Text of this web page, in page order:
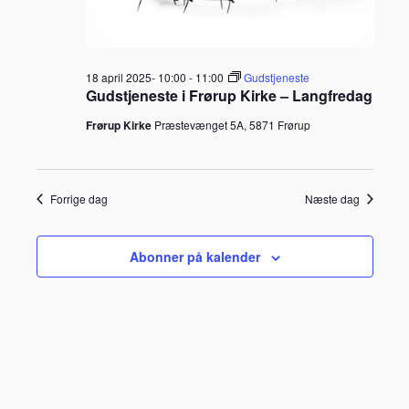
Gudstjeneste i Frørup Kirke – Langfredag
18 april 2025- 10:00 - 11:00 Gudstjeneste
Frørup Kirke Præstevænget 5A, 5871 Frørup
Forrige dag Næste dag
Abonner på kalender